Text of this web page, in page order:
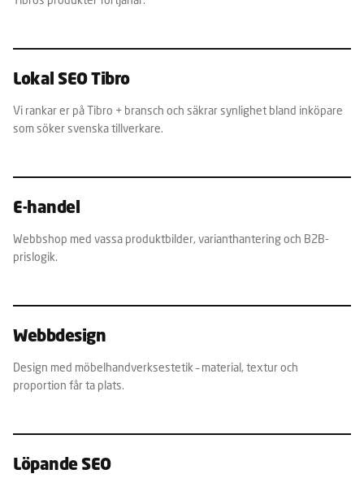
Lokal SEO Tibro
Vi rankar er på Tibro + bransch och säkrar synlighet bland inköpare
som söker svenska tillverkare.
E-handel
Webbshop med vassa produktbilder, varianthantering och B2B-
prislogik.
Webbdesign
Design med möbelhandverksestetik – material, textur och
proportion får ta plats.
Löpande SEO